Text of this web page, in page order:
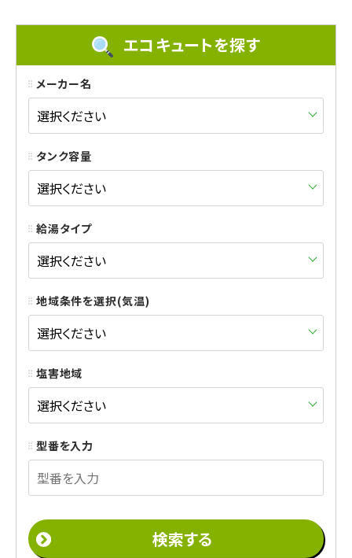
エコキュートを探す
メーカー名
タンク容量
給湯タイプ
地域条件を選択(気温)
塩害地域
型番を入力